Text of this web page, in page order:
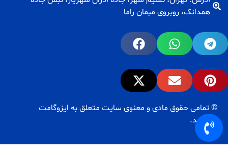
همدانک، روبروی مبمان راما
© تمامی حقوق مادی و معنوی سایت متعلق به ایزوگامت
می‌باشد.